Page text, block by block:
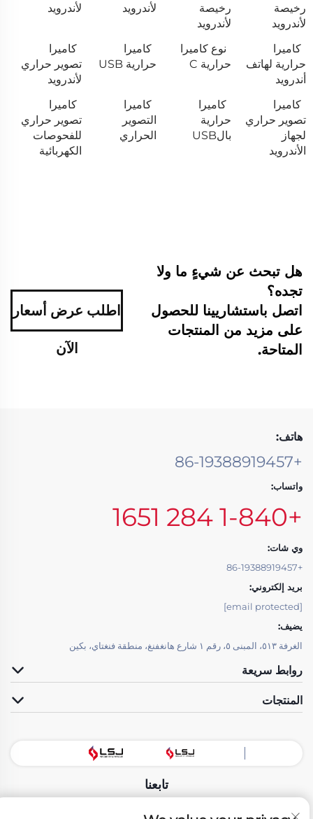
رخيصة
لأندرويد
رخيصة
لأندرويد
لأندرويد
لأندرويد
كاميرا
حرارية لهاتف
أندرويد
نوع كاميرا
حرارية C
كاميرا
حرارية USB
كاميرا
تصوير حراري
لأندرويد
كاميرا
تصوير حراري
لجهاز
الأندرويد
كاميرا
حرارية
بالUSB
كاميرا
التصوير
الحراري
كاميرا
تصوير حراري
للفحوصات
الكهربائية
هل تبحث عن شيءٍ ما ولا
تجده؟
اتصل باستشاريينا للحصول
على مزيد من المنتجات
المتاحة.
اطلب عرض أسعار
الآن
هاتف:
+86-19388919457
واتساب:
+1-840 284 1651
وي شات:
+86-19388919457
بريد إلكتروني:
يضيف:
الغرفة ٥١٣، المبنى ٥، رقم ١ شارع هانغفنغ، منطقة فنغتاي، بكين
روابط سريعة
المنتجات
تابعنا